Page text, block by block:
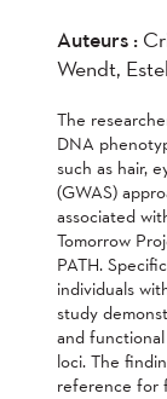
Auteurs :
Wendt,
The
DNA
such as hair,
(GWAS)
associated
Tomorrow
PATH.
individuals
study
and
loci. The
reference for